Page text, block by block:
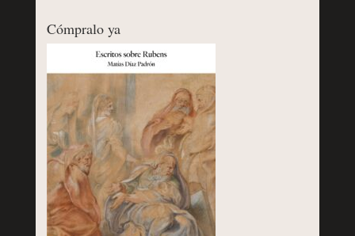
Cómpralo ya